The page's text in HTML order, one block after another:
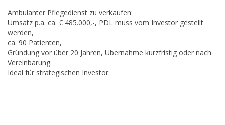
Ambulanter Pflegedienst zu verkaufen:
Umsatz p.a. ca. € 485.000,-, PDL muss vom Investor gestellt
werden,
ca. 90 Patienten,
Gründung vor über 20 Jahren, Übernahme kurzfristig oder nach
Vereinbarung.
Ideal für strategischen Investor.